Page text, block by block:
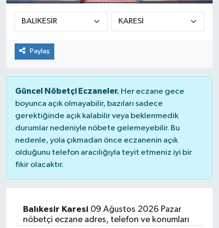
Paylaş
Güncel Nöbetçi Eczaneler. Her eczane gece
boyunca açık olmayabilir, bazıları sadece
gerektiğinde açık kalabilir veya beklenmedik
durumlar nedeniyle nöbete gelemeyebilir. Bu
nedenle, yola çıkmadan önce eczanenin açık
olduğunu telefon aracılığıyla teyit etmeniz iyi bir
fikir olacaktır.
Balıkesir Karesi 09 Ağustos 2026 Pazar
nöbetçi eczane adres, telefon ve konumları